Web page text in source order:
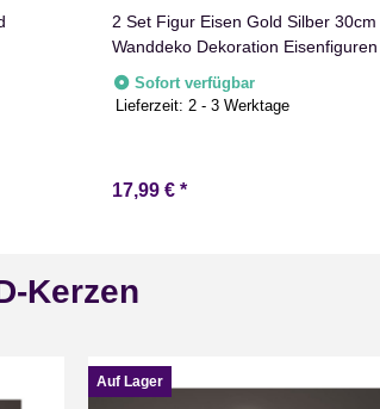
2 Set Figur Eisen Gold Silber 30cm
Wanddeko Dekoration Eisenfiguren
Sofort verfügbar
Lieferzeit:2 - 3 Werktage
17,99 € *
Kerzen
Auf Lager